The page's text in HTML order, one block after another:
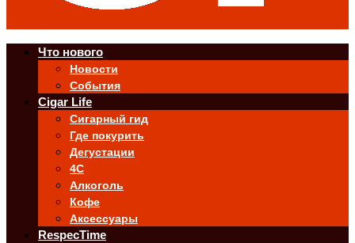
Что нового
Новости
События
Cigar Life
Сигарный гид
Где покурить
Дегустации
4C
Алкоголь
Кофе
Аксессуары
RespecTime